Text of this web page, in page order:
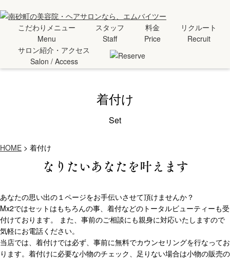
こだわりメニュー
Menu
スタッフ
Staff
料金
Price
リクルート
Recruit
サロン紹介・アクセス
Salon / Access
着付け
Set
HOME > 着付け
なりたいあなたを叶えます
あなたの思い出の１ページをお手伝いさせて頂けませんか？
Mx2ではセットはもちろんの事、着付などのトータルビューティーも受
付けております。 また、事前のご相談にも親身に対応いたしますので
気軽にお電話ください。
当店では、着付けでは必ず、事前に無料でカウンセリングを行なってお
ります。着付けに必要な小物のチェック、足りない場合は小物の販売の